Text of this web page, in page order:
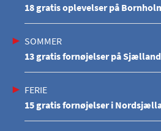
18 gratis oplevelser på
SOMMER
13 gratis fornøjelser på
FERIE
15 gratis fornøjelser i